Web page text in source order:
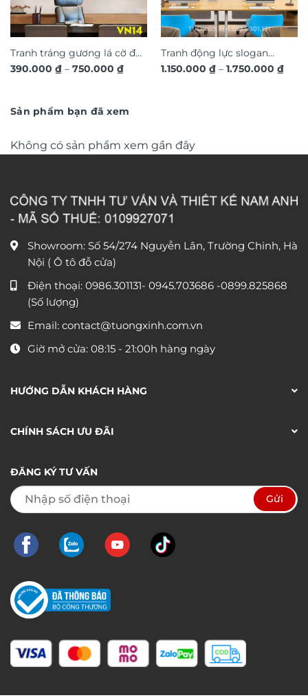
Tranh tráng gương lá cờ đỏ
sao vàng Việt Nam VN14
390.000 ₫ – 750.000 ₫Khoảng
750.000 ₫
Tranh động lực slogan
truyền cảm hứng trang trí
1.150.000 ₫ – 1.750.000 ₫
Sản phẩm bạn đã xem
Không có sản phẩm xem gần đây
Showroom: Số 54/274 Nguyễn Lân, Trường Chinh, Hà
Nội ( Ô tô đỗ cửa)
Điện thoại: 0986.301131- 0945.703686 -0899.825868
(Số lượng)
Email: contact@tuongxinh.com.vn
Giờ mở cửa: 08:15 - 21:00h hàng ngày
HƯỚNG DẪN KHÁCH HÀNG
CHÍNH SÁCH ƯU ĐÃI
ĐĂNG KÝ TƯ VẤN